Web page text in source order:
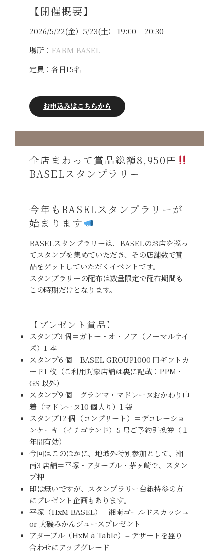
【開催概要】
2026/5/22(金）5/23(土） 19:00 – 20:30
場所： FARM BASEL
定員：各日15名
お申込みはこちらから
全店まわって賞品総額8,950円
BASELスタンプラリー
今年もBASELスタンプラリーが
始まります
BASELスタンプラリーは、BASELのお店を巡っ
てスタンプを集めていただき、その店舗数で賞
品をゲットしていただくイベントです。
スタンプラリーの配布は数量限定で配布期間も
この時期だけとなります。
【プレゼント賞品】
スタンプ3 個＝ガトー・オ・ノア（ノーマルサイ
ズ）1 本
スタンプ6 個＝BASEL GROUP1000 円ギフトカ
ード1 枚（ご利用対象店舗は裏に記載：PPM・
GS 以外）
スタンプ9 個＝グランマ・マドレーヌおかわり巾
着（マドレーヌ10 個入り）1 袋
スタンプ12 個（コンプリート）＝デコレーショ
ンケーキ（イチゴサンド）5 号ご予約引換券（１
年間有効）
今回はこのほかに、地域外特別参加として、湘
南3 店舗＝平塚・アターブル・茅ヶ崎で、スタン
プ押
印は無いですが、スタンプラリー台紙持参の方
にプレゼント企画もあります。
平塚（HxM BASEL）= 湘南ゴールドスカッシュ
or 大磯みかんジュースプレゼント
アターブル（HxM à Table）= デザートを盛り
合わせにアップグレード